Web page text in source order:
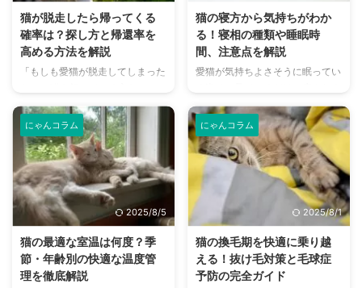
をまとめ、どんな人が猫を飼うの
に向いているのか、そして、猫と
幸せに暮らすために必要な覚悟に
ついて解説します。 この記事の
と生涯にわたる世話の覚悟が必要
...
めの正しい看取り方について詳し
く解説します。 大切な家族であ
る愛猫の最期を穏やかに迎え、心
からの「ありがとう」を伝えるた
この記事の結論 猫は最期が近 ...
猫が脱走したら帰ってくる
確率は？探し方と帰還率を
高める方法を解説
「もしも愛猫が脱走してしまった
度は想像したことがあるのではな
いでしょうか。普段はおとなしく
家の中にいる愛猫が、ふとした瞬
間に玄関や窓から脱走してしまう
ことは、決して珍しいことではあ
りません。 大切な家族が行方不
明になってしまったら、飼い主さ
んの不安は計り知れません。「も
的になってしまうかもしれませ
ん。しかし、猫は縄張り意識が強
く、多くの場合、自分の家に帰っ
猫の寝方から気持ちがわか
る！寝相の種類や睡眠時
間、注意点を解説
愛猫が気持ちよさそうに眠ってい
すよね。丸まって眠ったり、お腹
を出して眠ったり、猫の寝相は本
当に様々です。 「この寝方って
どんな意味があるの？」 「うち
の猫はいつもお腹を出して寝てい
るけど、大丈夫かな？」 猫は警
戒心が強い動物ですが、寝ている
時は無防備な状態になります。そ
態や体調が隠されていることが多
いのです。猫の寝相の意味を理解
することで、愛猫との絆がさらに
にゃんコラム
2025/8/5
猫の最適な室温は何度？季
節・年齢別の快適な温度管
理を徹底解説
にゃんコラム
2025/8/1
猫の換毛期を快適に乗り越
える！抜け毛対策と毛球症
予防の完全ガイド